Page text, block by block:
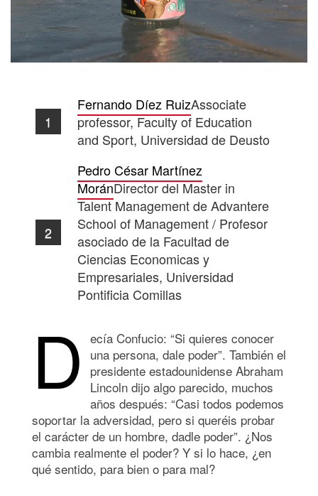
Fernando Díez RuizAssociate
professor, Faculty of Education
and Sport, Universidad de Deusto
Pedro César Martínez
MoránDirector del Master in
Talent Management de Advantere
School of Management / Profesor
asociado de la Facultad de
Ciencias Economicas y
Empresariales, Universidad
Pontificia Comillas
D ecía Confucio: “Si quieres conocer
una persona, dale poder”. También el
presidente estadounidense Abraham
Lincoln dijo algo parecido, muchos
años después: “Casi todos podemos
soportar la adversidad, pero si queréis probar
el carácter de un hombre, dadle poder”. ¿Nos
cambia realmente el poder? Y si lo hace, ¿en
qué sentido, para bien o para mal?